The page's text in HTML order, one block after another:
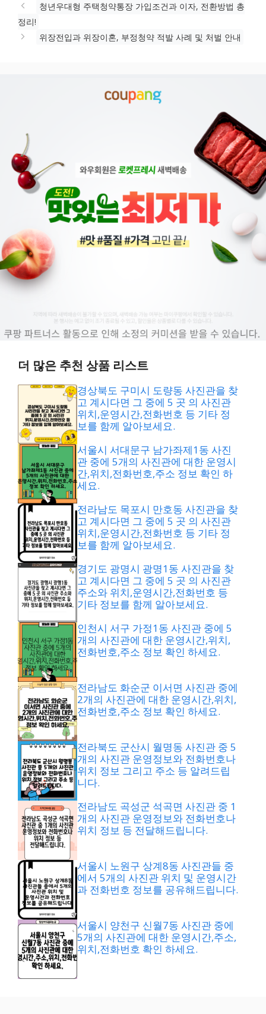
청년우대형 주택청약통장 가입조건과 이자, 전환방법 총
정리!
위장전입과 위장이혼, 부정청약 적발 사례 및 처벌 안내
더 많은 추천 상품 리스트
경상북도 구미시 도량동 사진관을 찾
고 계시다면 그 중에 5 곳 의 사진관
위치,운영시간,전화번호 등 기타 정
보를 함께 알아보세요.
서울시 서대문구 남가좌제1동 사진
관 중에 5개의 사진관에 대한 운영시
간,위치,전화번호,주소 정보 확인 하
세요.
전라남도 목포시 만호동 사진관을 찾
고 계시다면 그 중에 5 곳 의 사진관
위치,운영시간,전화번호 등 기타 정
보를 함께 알아보세요.
경기도 광명시 광명1동 사진관을 찾
고 계시다면 그 중에 5 곳 의 사진관
주소와 위치,운영시간,전화번호 등
기타 정보를 함께 알아보세요.
인천시 서구 가정1동 사진관 중에 5
개의 사진관에 대한 운영시간,위치,
전화번호,주소 정보 확인 하세요.
전라남도 화순군 이서면 사진관 중에
2개의 사진관에 대한 운영시간,위치,
전화번호,주소 정보 확인 하세요.
전라북도 군산시 월명동 사진관 중 5
개의 사진관 운영정보와 전화번호나
위치 정보 그리고 주소 등 알려드립
니다.
전라남도 곡성군 석곡면 사진관 중 1
개의 사진관 운영정보와 전화번호나
위치 정보 등 전달해드립니다.
서울시 노원구 상계8동 사진관들 중
에서 5개의 사진관 위치 및 운영시간
과 전화번호 정보를 공유해드립니다.
서울시 양천구 신월7동 사진관 중에
5개의 사진관에 대한 운영시간,주소,
위치,전화번호 확인 하세요.